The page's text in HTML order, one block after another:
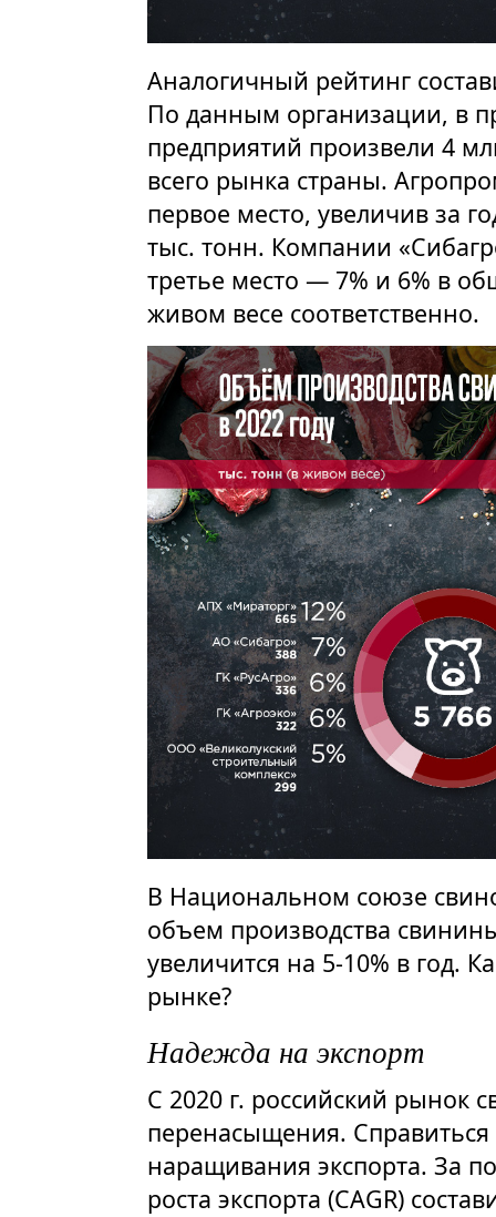
Аналогичный рейтинг
По данным организации, в
предприятий произвели 4
всего рынка страны.
первое место, увеличив за
тыс. тонн. Компании
третье место — 7% и 6% в
живом весе соответственно.
В Национальном союзе
объем производства
увеличится на 5-10% в год.
рынке?
Надежда на экспорт
С 2020 г. российский рынок
перенасыщения.
наращивания экспорта. За
роста экспорта (CAGR)